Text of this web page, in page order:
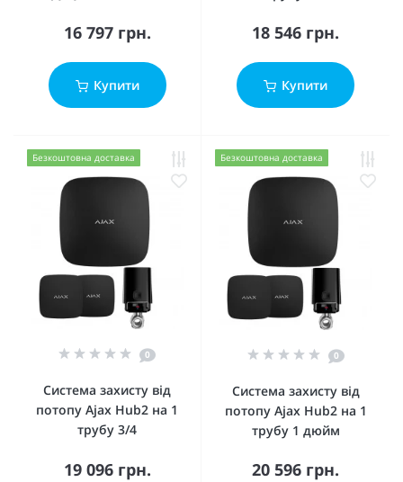
16 797 грн.
Купити
18 546 грн.
Купити
Безкоштовна доставка
0
Система захисту від
потопу Ajax Hub2 на 1
трубу 3/4
19 096 грн.
Безкоштовна доставка
0
Система захисту від
потопу Ajax Hub2 на 1
трубу 1 дюйм
20 596 грн.